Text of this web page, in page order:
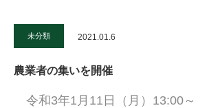
未分類 2021.01.6
農業者の集いを開催
令和3年1月11日（月）13:00～